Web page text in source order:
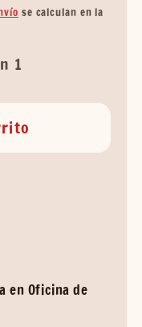
se calculan en la
1
en Oficina de